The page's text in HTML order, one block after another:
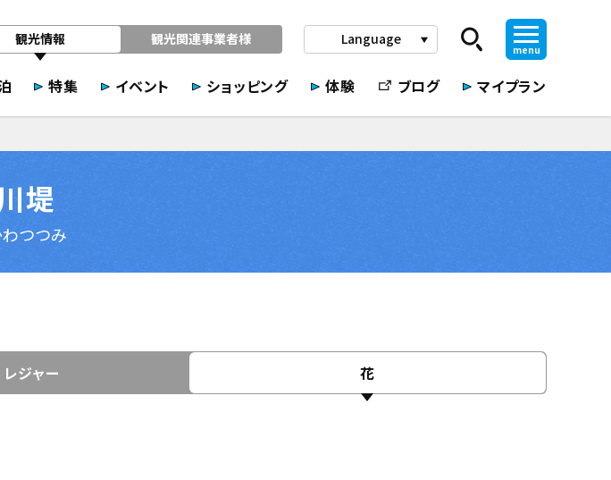
観光情報 観光関連事業者様 Language play_arrow
menu
特集 イベント ショッピング 体験 ブログ マイプラン
堤
つつみ
ジャー 花